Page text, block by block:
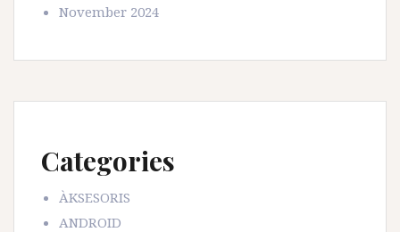
November 2024
Categories
ÀKSESORIS
ANDROID